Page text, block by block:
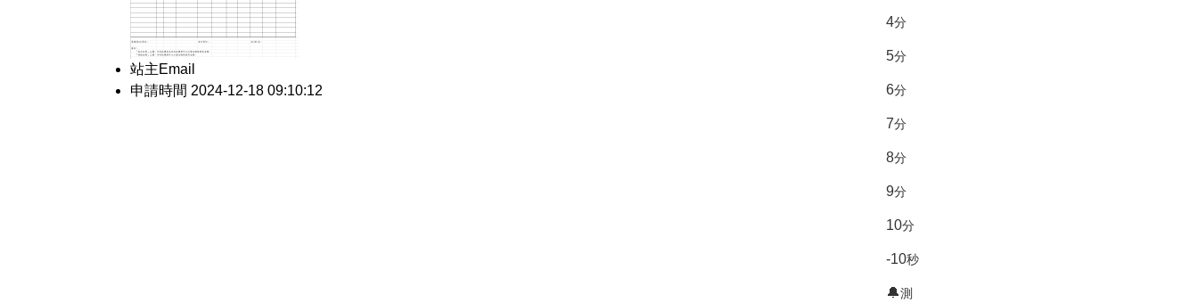
站主Email
申請時間 2024-12-18 09:10:12
4分
5分
6分
7分
8分
9分
10分
-10秒
🔔測